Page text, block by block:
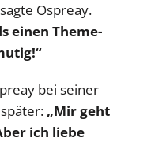
Ospreay.
einen Theme-
bei seiner
„Mir geht
ich liebe